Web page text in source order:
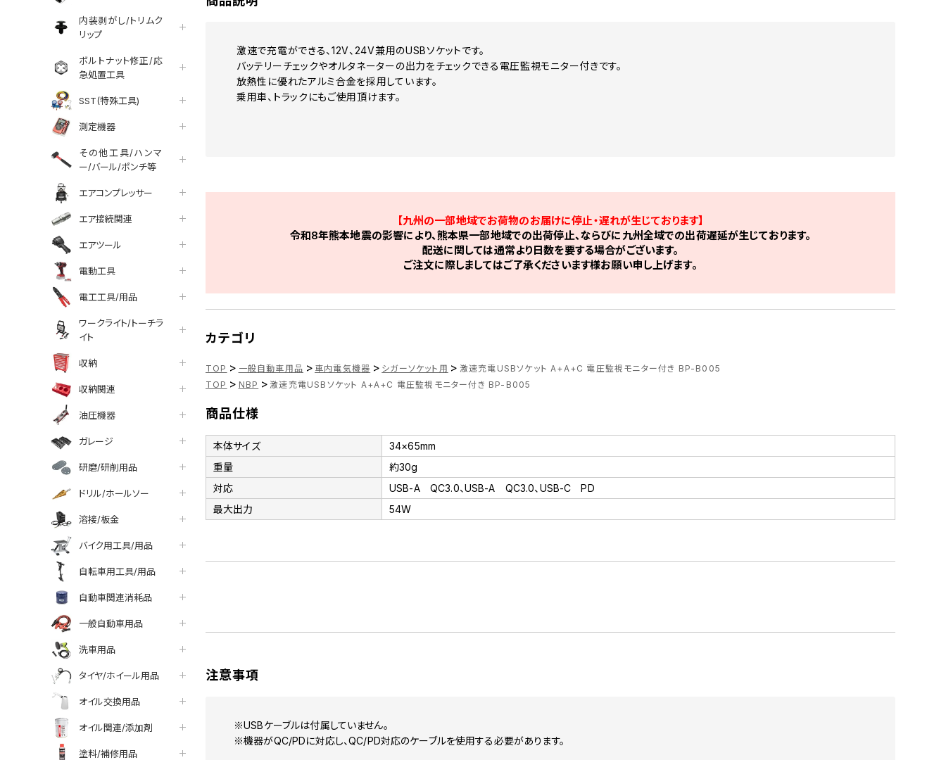
内装剥がし/トリムク
リップ
ボルトナット修正/応
急処置工具
SST(特殊工具)
測定機器
その他工具/ハンマ
ー/バール/ポンチ等
エアコンプレッサー
エア接続関連
エアツール
電動工具
電工工具/用品
ワークライト/トーチラ
イト
収納
収納関連
油圧機器
ガレージ
研磨/研削用品
ドリル/ホールソー
溶接/板金
バイク用工具/用品
自転車用工具/用品
自動車関連消耗品
一般自動車用品
洗車用品
タイヤ/ホイール用品
オイル交換用品
オイル関連/添加剤
塗料/補修用品
激速で充電ができる、12V、24V兼用のUSBソケットです。
バッテリーチェックやオルタネーターの出力をチェックできる電圧監視モニター付きです。
放熱性に優れたアルミ合金を採用しています。
乗用車、トラックにもご使用頂けます。
【九州の一部地域でお荷物のお届けに停止・遅れが生じております】
令和8年熊本地震の影響により、熊本県一部地域での出荷停止、ならびに九州全域での出荷遅延が生じております。
配送に関しては通常より日数を要する場合がございます。
ご注文に際しましてはご了承くださいます様お願い申し上げます。
カテゴリ
TOP > 一般自動車用品 > 車内電気機器 > シガーソケット用 > 激速充電USBソケット A+A+C 電圧監視モニター付き BP-B005
TOP > NBP > 激速充電USBソケット A+A+C 電圧監視モニター付き BP-B005
商品仕様
本体サイズ
34×65mm
重量
約30g
対応
USB-A QC3.0、USB-A QC3.0、USB-C PD
最大出力
54W
注意事項
※USBケーブルは付属していません。
※機器がQC/PDに対応し、QC/PD対応のケーブルを使用する必要があります。